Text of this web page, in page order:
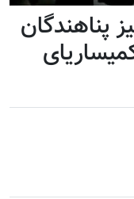
پناهندگان